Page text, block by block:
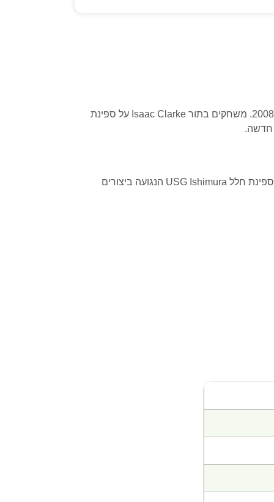
Dead Space Remake — גרסה משוחזרת של משחק האימה האגדי של 2008. משחקים בתור Isaac Clarke על ספינת
Dead Space Remake — גרסה משוחזרת של משחק האימה האגדי של 2008. משחקים בתור Isaac Clarke על ספינת חלל USG Ishimura הנגועה ביצורים